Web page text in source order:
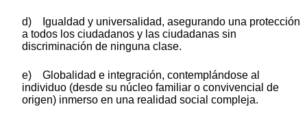
d) Igualdad y universalidad, asegurando una protección
a todos los ciudadanos y las ciudadanas sin
discriminación de ninguna clase.
e) Globalidad e integración, contemplándose al
individuo (desde su núcleo familiar o convivencial de
origen) inmerso en una realidad social compleja.